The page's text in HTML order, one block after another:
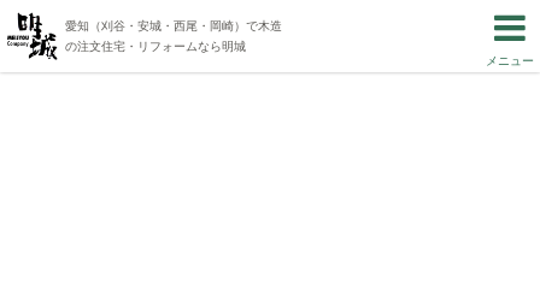
愛知（刈谷・安城・西尾・岡崎）で木造
の注文住宅・リフォームなら明城
メニュー